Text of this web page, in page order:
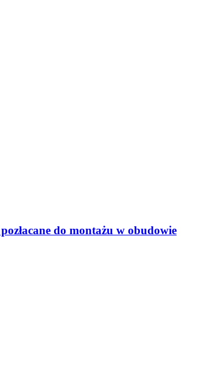
do montażu w obudowie